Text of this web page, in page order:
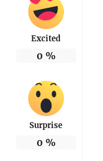
Excited
0 %
Surprise
0 %